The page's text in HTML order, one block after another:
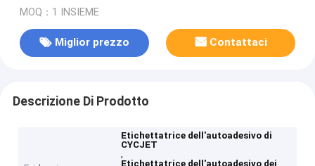
dell'autoadesivo dei sacchetti di plastica
MOQ：1 INSIEME
Miglior prezzo Contattaci
Descrizione Di Prodotto
Etichettatrice dell'autoadesivo di
CYCJET
,
Etichettatrice dell'autoadesivo dei